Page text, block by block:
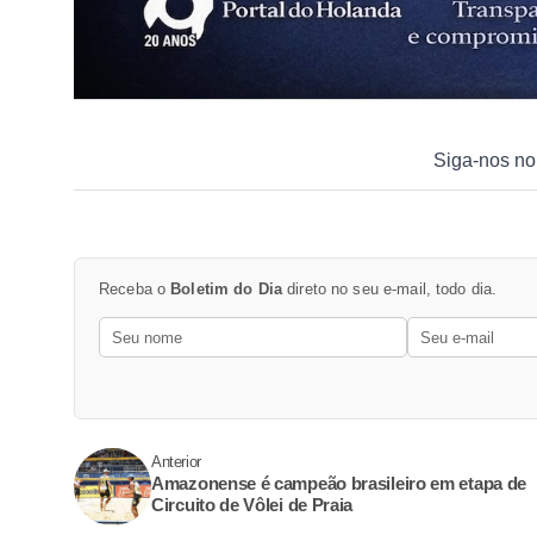
Siga-nos no
Receba o Boletim do Diadireto no seu e-mail, todo dia.
Anterior
Amazonense é campeão brasileiro em etapa de
Circuito de Vôlei de Praia